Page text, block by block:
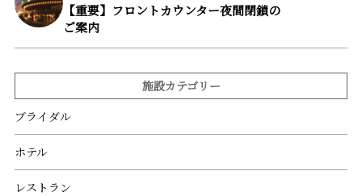
【重要】フロントカウンター夜間閉鎖の
ご案内
施設カテゴリー
ブライダル
ホテル
レストラン